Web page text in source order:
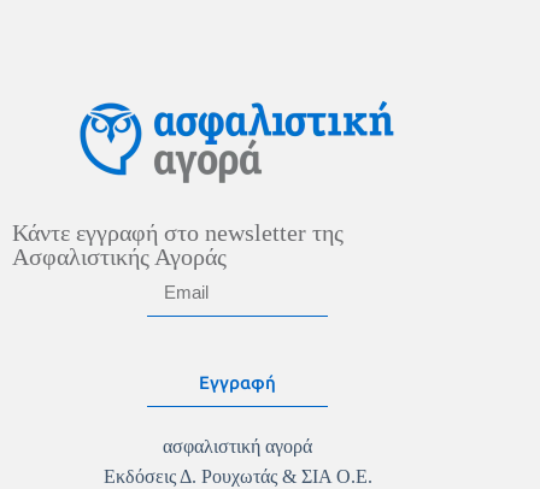
Κάντε εγγραφή στο newsletter της
Ασφαλιστικής Αγοράς
Εγγραφή
ασφαλιστική αγορά
Εκδόσεις Δ. Ρουχωτάς & ΣΙΑ Ο.Ε.